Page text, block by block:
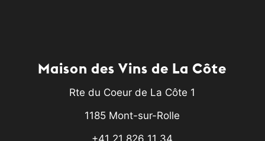
Maison des Vins de La Côte
Rte du Coeur de La Côte 1
1185 Mont-sur-Rolle